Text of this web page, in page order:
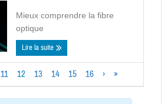
Mieux comprendre la fibre
optique
Lire la suite
11 12 13 14 15 16 › »